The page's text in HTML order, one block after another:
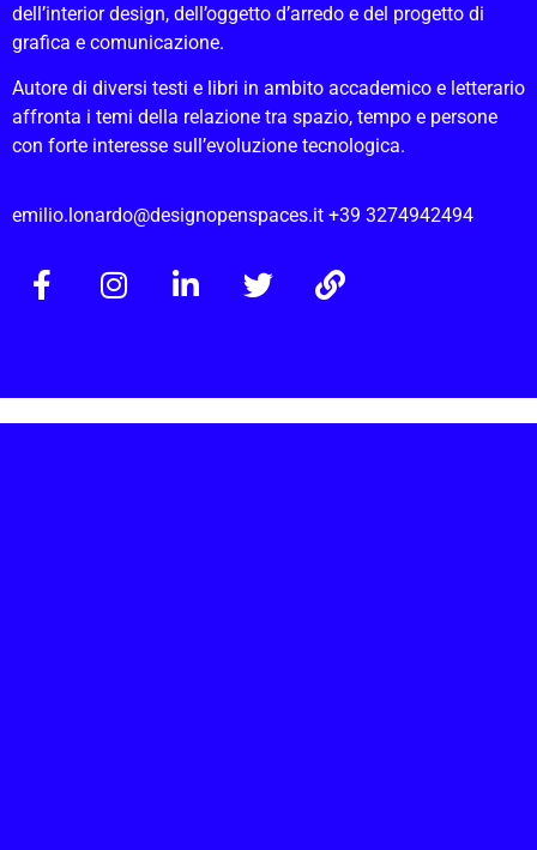
dell’interior design, dell’oggetto d’arredo e del progetto di
grafica e comunicazione.
Autore di diversi testi e libri in ambito accademico e letterario
affronta i temi della relazione tra spazio, tempo e persone
con forte interesse sull’evoluzione tecnologica.
emilio.lonardo@designopenspaces.it +39 3274942494